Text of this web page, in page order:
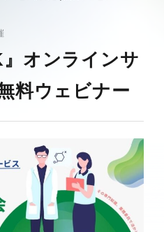
オンラインサ
料ウェビナー